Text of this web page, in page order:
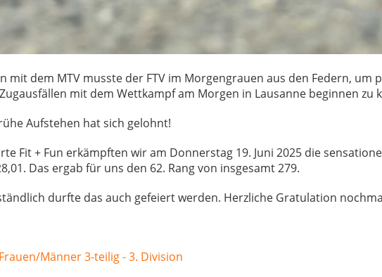
mit dem MTV musste der FTV im Morgengrauen aus den Federn, um
mit dem Wettkampf am Morgen in Lausanne beginnen zu
Aufstehen hat sich gelohnt!
Fit + Fun erkämpften wir am Donnerstag 19. Juni 2025 die
Das ergab für uns den 62. Rang von insgesamt 279.
durfte das auch gefeiert werden. Herzliche Gratulation
Männer 3-teilig - 3. Division